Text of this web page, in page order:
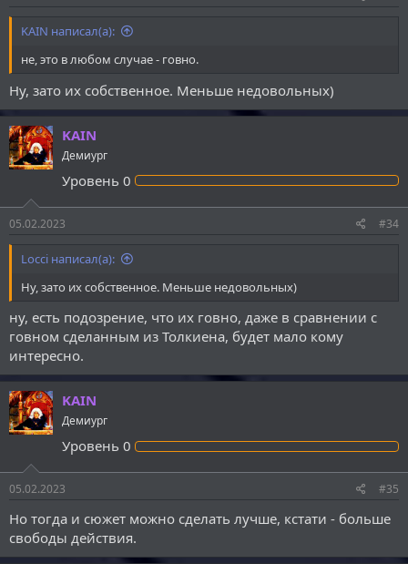
KAIN написал(а):
не, это в любом случае - говно.
Ну, зато их собственное. Меньше недовольных)
KAIN
Демиург
Уровень 0
05.02.2023 #34
Locci написал(а):
Ну, зато их собственное. Меньше недовольных)
ну, есть подозрение, что их говно, даже в сравнении с
говном сделанным из Толкиена, будет мало кому
интересно.
KAIN
Демиург
Уровень 0
05.02.2023 #35
Но тогда и сюжет можно сделать лучше, кстати - больше
свободы действия.